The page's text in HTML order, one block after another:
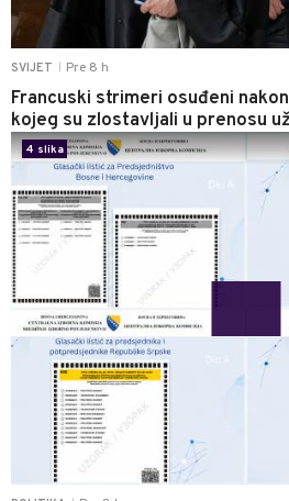
SVIJET Pre 8 h
Francuski strimeri osuđeni
kojeg su zlostavljali u prenosu
4 slika